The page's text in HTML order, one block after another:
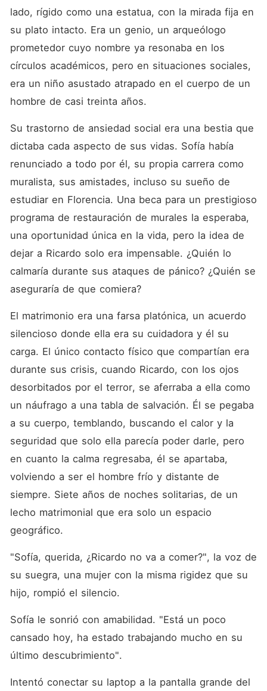
lado, rígido como una estatua, con la mirada fija en
su plato intacto. Era un genio, un arqueólogo
prometedor cuyo nombre ya resonaba en los
círculos académicos, pero en situaciones sociales,
era un niño asustado atrapado en el cuerpo de un
hombre de casi treinta años.
Su trastorno de ansiedad social era una bestia que
dictaba cada aspecto de sus vidas. Sofía había
renunciado a todo por él, su propia carrera como
muralista, sus amistades, incluso su sueño de
estudiar en Florencia. Una beca para un prestigioso
programa de restauración de murales la esperaba,
una oportunidad única en la vida, pero la idea de
dejar a Ricardo solo era impensable. ¿Quién lo
calmaría durante sus ataques de pánico? ¿Quién se
aseguraría de que comiera?
El matrimonio era una farsa platónica, un acuerdo
silencioso donde ella era su cuidadora y él su
carga. El único contacto físico que compartían era
durante sus crisis, cuando Ricardo, con los ojos
desorbitados por el terror, se aferraba a ella como
un náufrago a una tabla de salvación. Él se pegaba
a su cuerpo, temblando, buscando el calor y la
seguridad que solo ella parecía poder darle, pero
en cuanto la calma regresaba, él se apartaba,
volviendo a ser el hombre frío y distante de
siempre. Siete años de noches solitarias, de un
lecho matrimonial que era solo un espacio
geográfico.
"Sofía, querida, ¿Ricardo no va a comer?", la voz de
su suegra, una mujer con la misma rigidez que su
hijo, rompió el silencio.
Sofía le sonrió con amabilidad. "Está un poco
cansado hoy, ha estado trabajando mucho en su
último descubrimiento".
Intentó conectar su laptop a la pantalla grande del